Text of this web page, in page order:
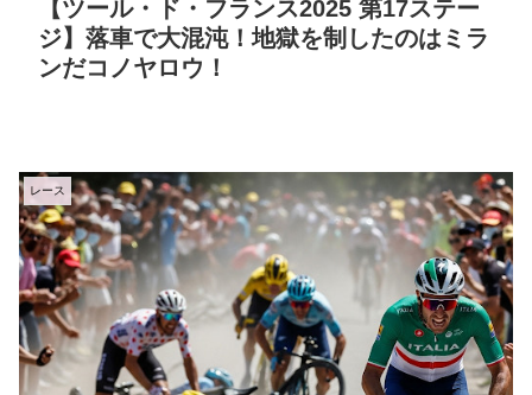
【ツール・ド・フランス2025 第17ステー
ジ】落車で大混沌！地獄を制したのはミラ
ンだコノヤロウ！
レース